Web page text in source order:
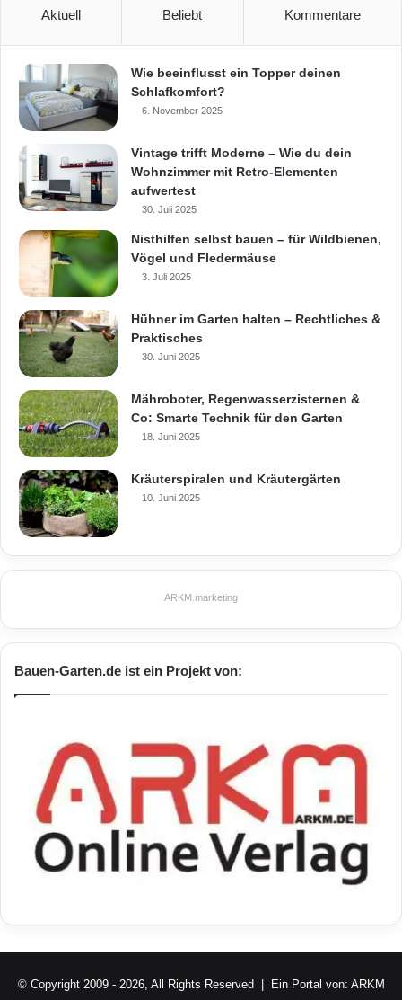
Aktuell Beliebt Kommentare
Wie beeinflusst ein Topper deinen
Schlafkomfort?
6. November 2025
Vintage trifft Moderne – Wie du dein
Wohnzimmer mit Retro-Elementen
aufwertest
30. Juli 2025
Nisthilfen selbst bauen – für Wildbienen,
Vögel und Fledermäuse
3. Juli 2025
Hühner im Garten halten – Rechtliches &
Praktisches
30. Juni 2025
Mähroboter, Regenwasserzisternen &
Co: Smarte Technik für den Garten
18. Juni 2025
Kräuterspiralen und Kräutergärten
10. Juni 2025
ARKM.marketing
Bauen-Garten.de ist ein Projekt von:
© Copyright 2009 - 2026, All Rights Reserved | Ein Portal von: ARKM